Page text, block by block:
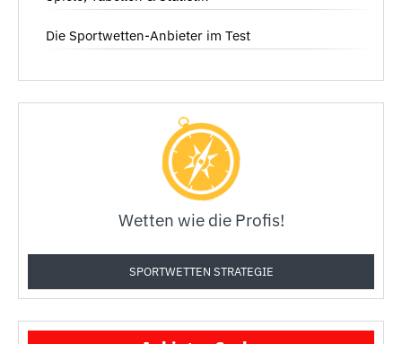
Die Sportwetten-Anbieter im Test
Wetten wie die Profis!
SPORTWETTEN STRATEGIE